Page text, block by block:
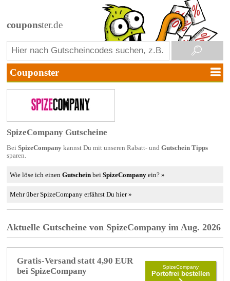
couponster.de
SpizeCompany Gutscheine
Bei SpizeCompanykannst Du mit unseren Rabatt- und Gutschein Tipps
sparen.
Wie löse ich einenGutschein beiSpizeCompany ein? »
Mehr über SpizeCompany erfährst Du hier »
Aktuelle Gutscheine von SpizeCompany im Aug. 2026
Gratis-Versand statt 4,90 EUR
bei SpizeCompany
SpizeCompany
Portofrei bestellen